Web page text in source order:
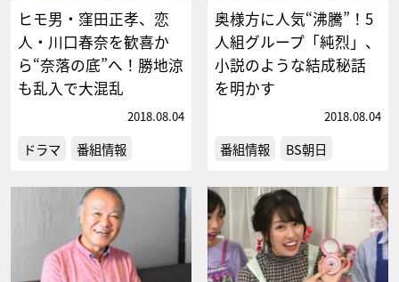
ヒモ男・窪田正孝、恋
人・川口春奈を歓喜か
ら“奈落の底”へ！勝地涼
も乱入で大混乱
2018.08.04
ドラマ 番組情報
奥様方に人気“沸騰”！5
人組グループ「純烈」、
小説のような結成秘話
を明かす
2018.08.04
番組情報 BS朝日